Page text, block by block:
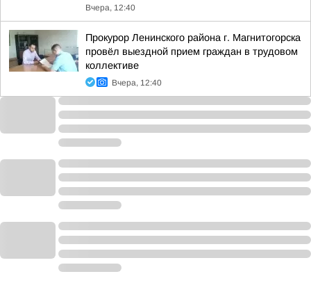
Вчера, 12:40
Прокурор Ленинского района г. Магнитогорска
провёл выездной прием граждан в трудовом
коллективе
Вчера, 12:40